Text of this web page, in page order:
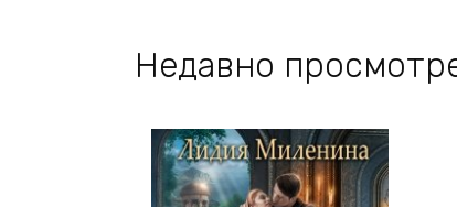
Недавно